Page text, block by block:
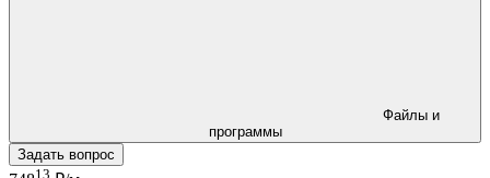
программы
Задать вопрос
13